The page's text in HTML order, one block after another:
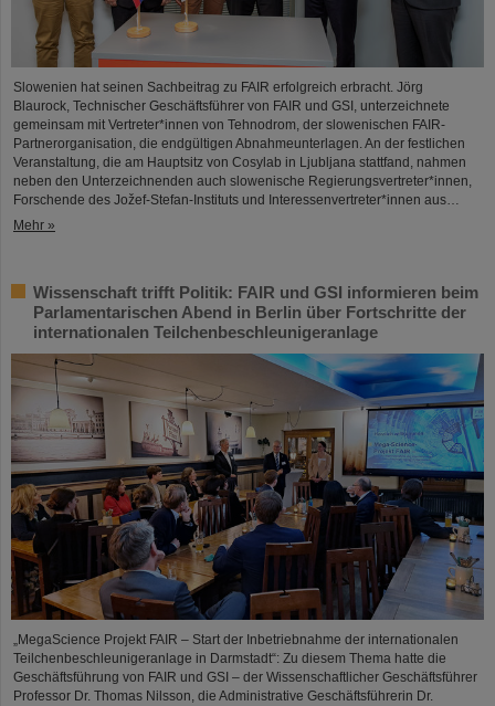
Slowenien hat seinen Sachbeitrag zu FAIR erfolgreich erbracht. Jörg
Blaurock, Technischer Geschäftsführer von FAIR und GSI, unterzeichnete
gemeinsam mit Vertreter*innen von Tehnodrom, der slowenischen FAIR-
Partnerorganisation, die endgültigen Abnahmeunterlagen. An der festlichen
Veranstaltung, die am Hauptsitz von Cosylab in Ljubljana stattfand, nahmen
neben den Unterzeichnenden auch slowenische Regierungsvertreter*innen,
Forschende des Jožef-Stefan-Instituts und Interessenvertreter*innen aus…
Mehr »
Wissenschaft trifft Politik: FAIR und GSI informieren beim
Parlamentarischen Abend in Berlin über Fortschritte der
internationalen Teilchenbeschleunigeranlage
„MegaScience Projekt FAIR – Start der Inbetriebnahme der internationalen
Teilchenbeschleunigeranlage in Darmstadt“: Zu diesem Thema hatte die
Geschäftsführung von FAIR und GSI – der Wissenschaftlicher Geschäftsführer
Professor Dr. Thomas Nilsson, die Administrative Geschäftsführerin Dr.